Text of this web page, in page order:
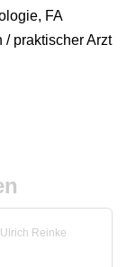
FA
praktischer Arzt
Reinke